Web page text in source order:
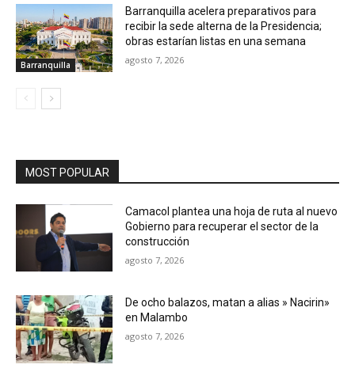
Barranquilla
Barranquilla acelera preparativos para
recibir la sede alterna de la Presidencia;
obras estarían listas en una semana
agosto 7, 2026
MOST POPULAR
Camacol plantea una hoja de ruta al nuevo
Gobierno para recuperar el sector de la
construcción
agosto 7, 2026
De ocho balazos, matan a alias » Nacirin»
en Malambo
agosto 7, 2026